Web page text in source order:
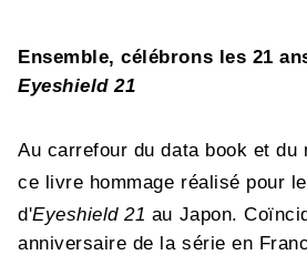
Ensemble, célébrons les 21
Eyeshield 21
Au carrefour du data book et du
ce livre hommage réalisé pour
d'Eyeshield 21 au Japon.
anniversaire de la série en